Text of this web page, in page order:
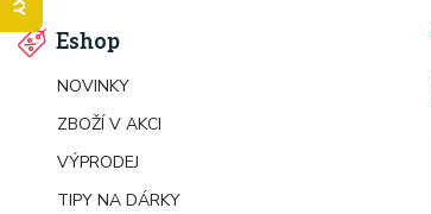
Eshop
NOVINKY
ZBOŽÍ V AKCI
VÝPRODEJ
TIPY NA DÁRKY